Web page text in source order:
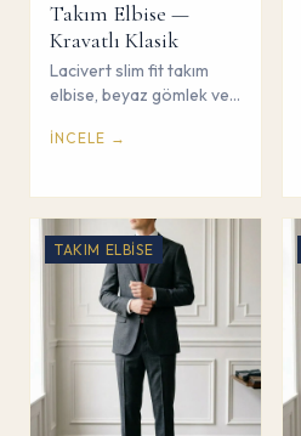
Takım Elbise —
Kravatlı Klasik
Lacivert slim fit takım
elbise, beyaz gömlek ve
kombini. Çorum Savaş
İNCELE →
TAKIM ELBISE